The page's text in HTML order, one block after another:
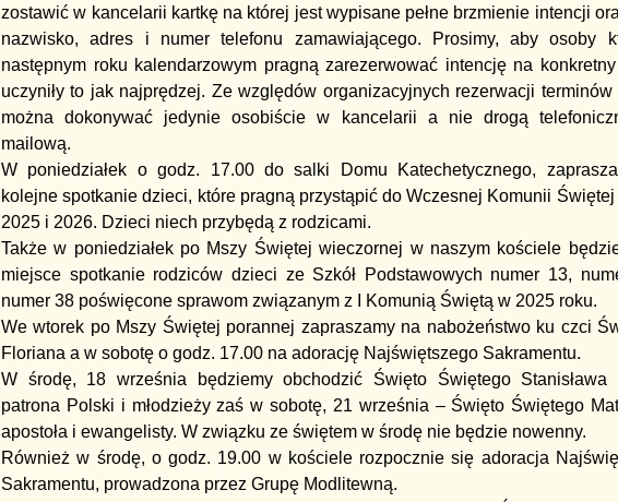
zostawić w kancelarii kartkę na której jest wypisane pełne brzmienie intencji
nazwisko, adres i numer telefonu zamawiającego. Prosimy, aby osoby
następnym roku kalendarzowym pragną zarezerwować intencję na
uczyniły to jak najprędzej. Ze względów organizacyjnych rezerwacji terminów
można dokonywać jedynie osobiście w kancelarii a nie drogą
mailową.
W poniedziałek o godz. 17.00 do salki Domu Katechetycznego,
kolejne spotkanie dzieci, które pragną przystąpić do Wczesnej Komunii Świętej
2025 i 2026. Dzieci niech przybędą z rodzicami.
Także w poniedziałek po Mszy Świętej wieczornej w naszym kościele
miejsce spotkanie rodziców dzieci ze Szkół Podstawowych numer 13,
numer 38 poświęcone sprawom związanym z I Komunią Świętą w 2025 roku.
We wtorek po Mszy Świętej porannej zapraszamy na nabożeństwo ku czci
Floriana a w sobotę o godz. 17.00 na adorację Najświętszego Sakramentu.
W środę, 18 września będziemy obchodzić Święto Świętego Stanisława
patrona Polski i młodzieży zaś w sobotę, 21 września – Święto Świętego
apostoła i ewangelisty. W związku ze świętem w środę nie będzie nowenny.
Również w środę, o godz. 19.00 w kościele rozpocznie się adoracja
Sakramentu, prowadzona przez Grupę Modlitewną.